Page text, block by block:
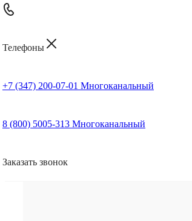
Телефоны
+7 (347) 200-07-01 Многоканальный
8 (800) 5005-313 Многоканальный
Заказать звонок